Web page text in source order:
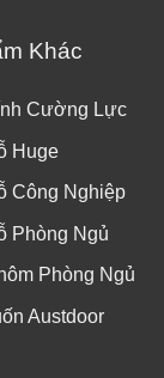
Khác
Cường Lực
Huge
Công Nghiệp
Phòng Ngủ
Phòng Ngủ
Austdoor